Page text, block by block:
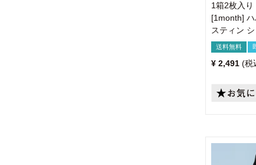
1箱2枚入り
[1month]
スティン
送料無料
¥ 2,491 税